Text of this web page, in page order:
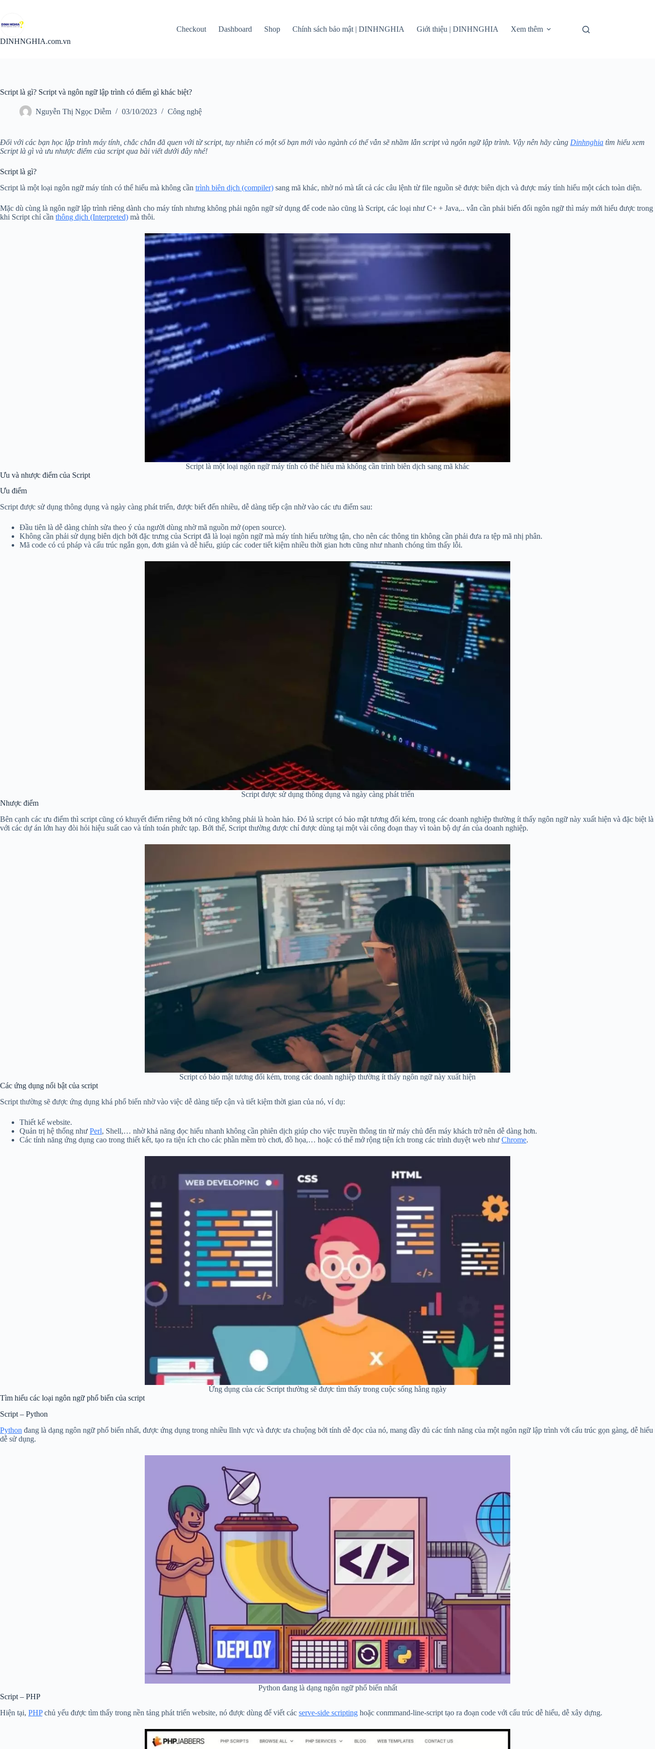
phần
nội
dung
DINHNGHIA.com.vn
Checkout Dashboard Shop Chính sách bảo mật | DINHNGHIA Giới thiệu | DINHNGHIA Xem thêm
Script là gì? Script và ngôn ngữ lập trình có điểm gì khác biệt?
Nguyễn Thị Ngọc Diễm 03/10/2023 Công nghệ
Đối với các bạn học lập trình máy tính, chắc chắn đã quen với từ script, tuy nhiên có một số bạn mới vào ngành có thể vẫn sẽ nhầm lẫn script và ngôn ngữ lập trình. Vậy nên hãy cùng Dinhnghia tìm hiểu xem
Script là gì và ưu nhược điểm của script qua bài viết dưới đây nhé!
Script là gì?
Script là một loại ngôn ngữ máy tính có thể hiểu mà không cần trình biên dịch (compiler) sang mã khác, nhờ nó mà tất cả các câu lệnh từ file nguồn sẽ được biên dịch và được máy tính hiểu một cách toàn diện.
Mặc dù cùng là ngôn ngữ lập trình riêng dành cho máy tính nhưng không phải ngôn ngữ sử dụng để code nào cũng là Script, các loại như C+ + Java,.. vẫn cần phải biến đổi ngôn ngữ thì máy mới hiểu được trong
khi Script chỉ cần thông dịch (Interpreted) mà thôi.
Script là một loại ngôn ngữ máy tính có thể hiểu mà không cần trình biên dịch sang mã khác
Ưu và nhược điểm của Script
Ưu điểm
Script được sử dụng thông dụng và ngày càng phát triển, được biết đến nhiều, dễ dàng tiếp cận nhờ vào các ưu điểm sau:
Đầu tiên là dễ dàng chỉnh sửa theo ý của người dùng nhờ mã nguồn mở (open source).
Không cần phải sử dụng biên dịch bởi đặc trưng của Script đã là loại ngôn ngữ mà máy tính hiểu tường tận, cho nên các thông tin không cần phải đưa ra tệp mã nhị phân.
Mã code có cú pháp và cấu trúc ngắn gọn, đơn giản và dễ hiểu, giúp các coder tiết kiệm nhiều thời gian hơn cũng như nhanh chóng tìm thấy lỗi.
Script được sử dụng thông dụng và ngày càng phát triển
Nhược điểm
Bên cạnh các ưu điểm thì script cũng có khuyết điểm riêng bởi nó cũng không phải là hoàn hảo. Đó là script có bảo mật tương đối kém, trong các doanh nghiệp thường ít thấy ngôn ngữ này xuất hiện và đặc biệt là
với các dự án lớn hay đòi hỏi hiệu suất cao và tính toán phức tạp. Bởi thế, Script thường được chỉ được dùng tại một vài công đoạn thay vì toàn bộ dự án của doanh nghiệp.
Script có bảo mật tương đối kém, trong các doanh nghiệp thường ít thấy ngôn ngữ này xuất hiện
Các ứng dụng nổi bật của script
Script thường sẽ được ứng dụng khá phổ biến nhờ vào việc dễ dàng tiếp cận và tiết kiệm thời gian của nó, ví dụ:
Thiết kế website.
Quản trị hệ thống như Perl, Shell,… nhờ khả năng đọc hiểu nhanh không cần phiên dịch giúp cho việc truyền thông tin từ máy chủ đến máy khách trở nên dễ dàng hơn.
Các tính năng ứng dụng cao trong thiết kết, tạo ra tiện ích cho các phần mềm trò chơi, đồ họa,… hoặc có thể mở rộng tiện ích trong các trình duyệt web như Chrome.
Ứng dụng của các Script thường sẽ được tìm thấy trong cuộc sống hằng ngày
Tìm hiểu các loại ngôn ngữ phổ biến của script
Script – Python
Python đang là dạng ngôn ngữ phổ biến nhất, được ứng dụng trong nhiều lĩnh vực và được ưa chuộng bởi tính dễ đọc của nó, mang đầy đủ các tính năng của một ngôn ngữ lập trình với cấu trúc gọn gàng, dễ hiểu
dễ sử dụng.
Python đang là dạng ngôn ngữ phổ biến nhất
Script – PHP
Hiện tại, PHPchủ yếu được tìm thấy trong nền tảng phát triển website, nó được dùng để viết các serve-side scripting hoặc conmmand-line-script tạo ra đoạn code với cấu trúc dễ hiểu, dễ xây dựng.